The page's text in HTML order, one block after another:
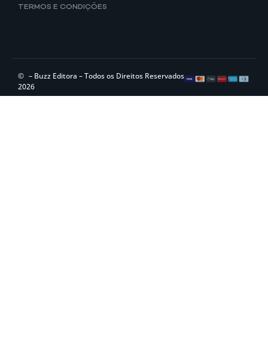
TERMOS E CONDIÇÕES
©
2026
– Buzz Editora – Todos os Direitos Reservados